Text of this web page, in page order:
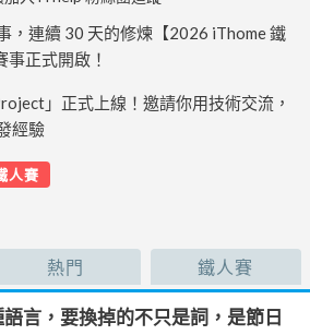
，連續 30 天的修煉【2026 iThome 鐵
事正式開啟！
」正式上線！邀請你用技術交流，
經驗
人賽
熱門 鐵人賽
言，要換掉的不只是詞，是節日